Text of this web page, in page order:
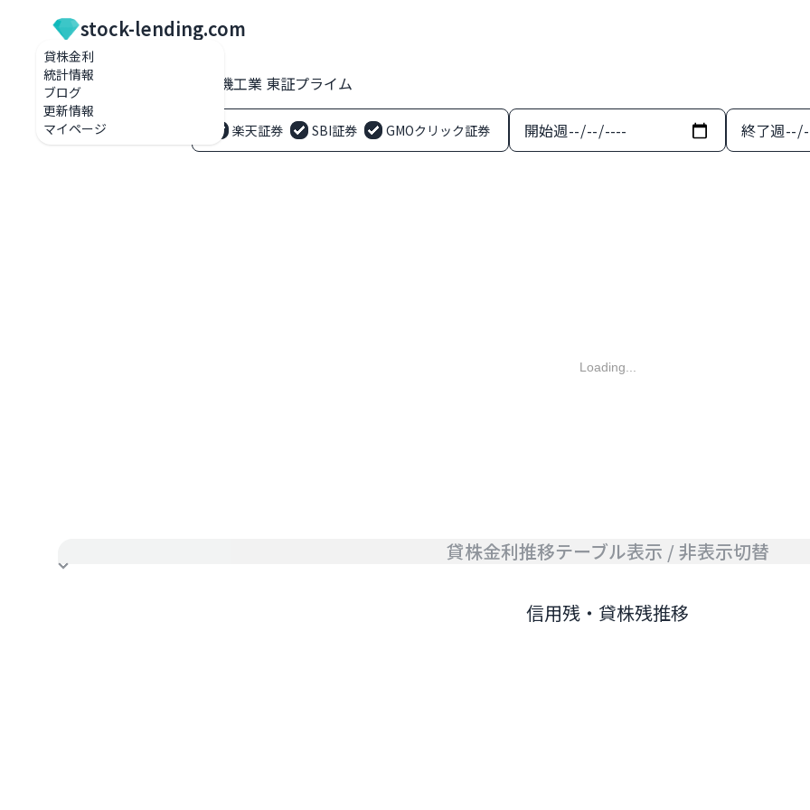
貸株金利
統計情報
ブログ
更新情報
マイページ
stock-lending.com
貸株金利一覧 1961 三機工業 東証プライム
楽天証券 SBI証券 GMOクリック証券 開始週 終了週
Loading...
貸株金利推移テーブル表示 / 非表示切替
信用残・貸株残推移